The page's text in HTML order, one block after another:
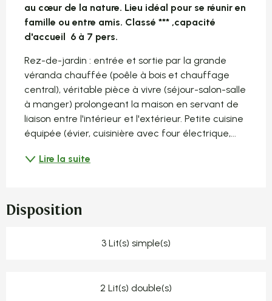
au cœur de la nature. Lieu idéal pour se réunir en
famille ou entre amis. Classé *** ,capacité
d'accueil  6 à 7 pers.
Rez-de-jardin : entrée et sortie par la grande
véranda chauffée (poêle à bois et chauffage
central), véritable pièce à vivre (séjour-salon-salle
à manger) prolongeant la maison en servant de
liaison entre l'intérieur et l'extérieur. Petite cuisine
équipée (évier, cuisinière avec four électrique,...
Lire la suite
Disposition
3 Lit(s) simple(s)
2 Lit(s) double(s)